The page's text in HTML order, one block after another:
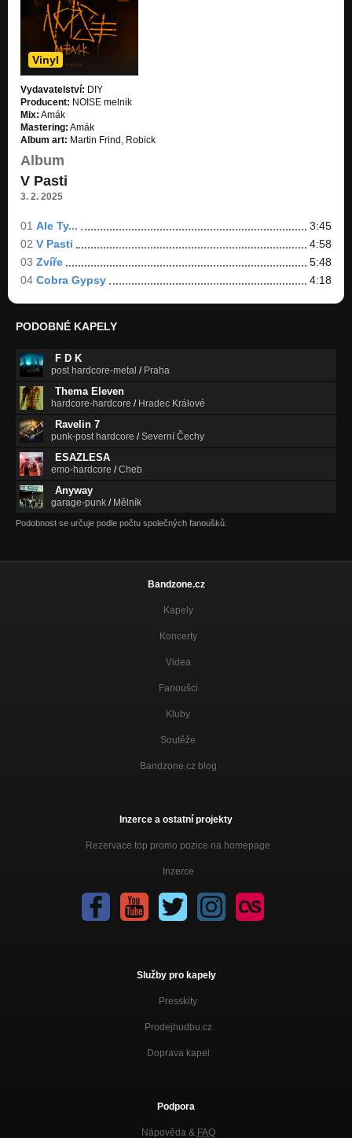
DEMO 1999
Kolikrát (1999)
DEMO 1999
DEMO 1999
Vinyl
Vydavatelství: DIY
Producent: NOISE melnik
Mix: Amák
Mastering: Amák
Album art: Martin Frind, Robick
Album
V Pasti
3. 2. 2025
01 Ale Ty...
3:45
02 V Pasti
4:58
03 Zvíře
5:48
04 Cobra Gypsy 4:18
PODOBNÉ KAPELY
F D K
post hardcore-metal / Praha
Thema Eleven
hardcore-hardcore / Hradec Králové
Ravelin 7
punk-post hardcore /Severní Čechy
ESAZLESA
emo-hardcore /Cheb
Anyway
garage-punk / Mělník
Podobnost se určuje podle počtu společných fanoušků.
Bandzone.cz
Kapely
Koncerty
Videa
Fanoušci
Kluby
Soutěže
Bandzone.cz blog
Inzerce a ostatní projekty
Rezervace top promo pozice na homepage
Inzerce
Služby pro kapely
Presskity
Prodejhudbu.cz
Doprava kapel
Podpora
Nápověda & FAQ